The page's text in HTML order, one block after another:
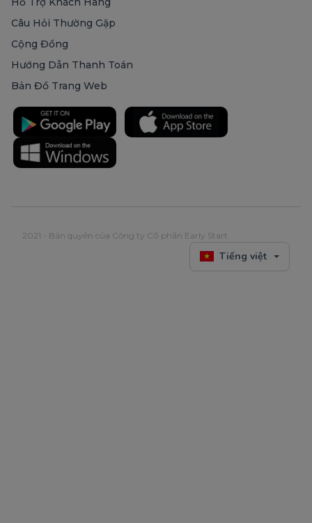
Câu Hỏi Thường Gặp
Cộng Đồng
Hướng Dẫn Thanh Toán
Bản Đồ Trang Web
2021 - Bản quyền của Công ty Cổ phần Early Start
Tiếng việt